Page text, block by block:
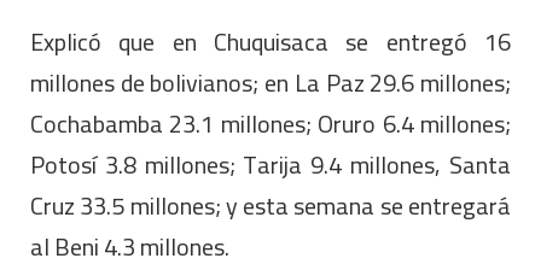
Explicó que en Chuquisaca se entregó 16
millones de bolivianos; en La Paz 29.6 millones;
Cochabamba 23.1 millones; Oruro 6.4 millones;
Potosí 3.8 millones; Tarija 9.4 millones, Santa
Cruz 33.5 millones; y esta semana se entregará
al Beni 4.3 millones.